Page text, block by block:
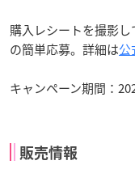
購入レシートを撮影
の簡単応募。詳細は公
キャンペーン期間：
販売情報